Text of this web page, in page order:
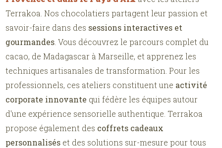
Terrakoa. Nos chocolatiers partagent leur passion et
savoir-faire dans des sessions interactives et
gourmandes . Vous découvrez le parcours complet du
cacao, de Madagascar à Marseille, et apprenez les
techniques artisanales de transformation. Pour les
professionnels, ces ateliers constituent une activité
corporate innovante qui fédère les équipes autour
d'une expérience sensorielle authentique. Terrakoa
propose également des coffrets cadeaux
personnalisés et des solutions sur-mesure pour tous